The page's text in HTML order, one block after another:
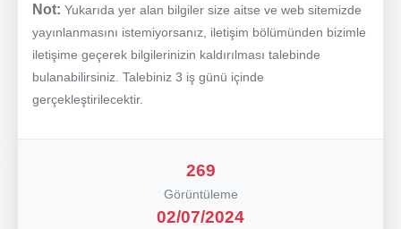
Not: Yukarıda yer alan bilgiler size aitse ve web sitemizde
yayınlanmasını istemiyorsanız, iletişim bölümünden bizimle
iletişime geçerek bilgilerinizin kaldırılması talebinde
bulanabilirsiniz. Talebiniz 3 iş günü içinde
gerçekleştirilecektir.
269
Görüntüleme
02/07/2024